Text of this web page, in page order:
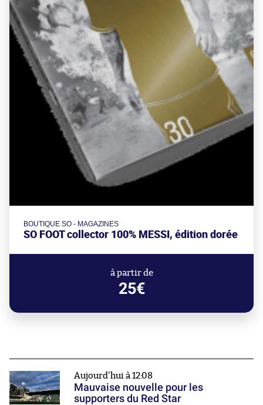
BOUTIQUE SO - MAGAZINES
SO FOOT collector 100% MESSI, édition dorée
à partir de
25€
Aujourd'hui à 12:08
Mauvaise nouvelle pour les
supporters du Red Star